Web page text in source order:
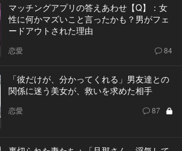
マッチングアプリの答えあわせ【Q】：女
性に何かマズいこと言ったかも？男がフェ
ードアウトされた理由
恋愛 84
「彼だけが、分かってくれる」男友達との
関係に迷う美女が、救いを求めた相手
恋愛 87